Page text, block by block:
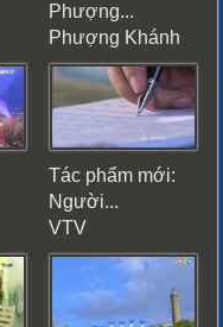
Phượng...
Phượng Khánh
Tác phẩm mới:
Người...
VTV